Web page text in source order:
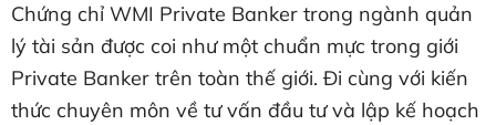
Chứng chỉ WMI Private Banker trong ngành quản
lý tài sản được coi như một chuẩn mực trong giới
Private Banker trên toàn thế giới. Đi cùng với kiến
thức chuyên môn về tư vấn đầu tư và lập kế hoạch